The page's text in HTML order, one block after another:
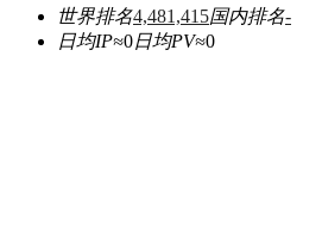
世界排名4,481,415国内排名-
日均IP≈0日均PV≈0